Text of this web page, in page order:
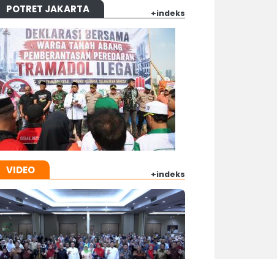
POTRET JAKARTA +indeks
VIDEO +indeks